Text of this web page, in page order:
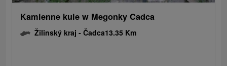
Kamienne kule w Megonky Cadca
Žilinský kraj -Čadca13.35 Km